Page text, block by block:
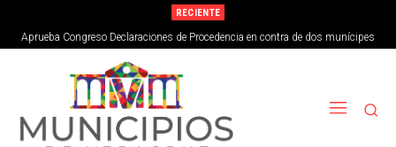
RECIENTE
Aprueba Congreso Declaraciones de Procedencia en contra de dos munícipes